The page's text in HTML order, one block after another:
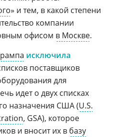
» и тем, в какой степени
компании
офисом в Москве.
исключила
поставщиков
для
идет о двух списках
назначения США (U.S.
, GSA), которое
и вносит их в базу